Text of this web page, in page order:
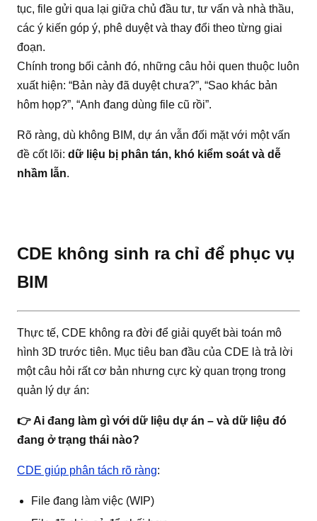
tục, file gửi qua lại giữa chủ đầu tư, tư vấn và nhà thầu,
các ý kiến góp ý, phê duyệt và thay đổi theo từng giai
đoạn.
Chính trong bối cảnh đó, những câu hỏi quen thuộc luôn
xuất hiện: “Bản này đã duyệt chưa?”, “Sao khác bản
hôm họp?”, “Anh đang dùng file cũ rồi”.
Rõ ràng, dù không BIM, dự án vẫn đối mặt với một vấn
đề cốt lõi: dữ liệu bị phân tán, khó kiểm soát và dễ
nhầm lẫn.
CDE không sinh ra chỉ để phục vụ
BIM
Thực tế, CDE không ra đời để giải quyết bài toán mô
hình 3D trước tiên. Mục tiêu ban đầu của CDE là trả lời
một câu hỏi rất cơ bản nhưng cực kỳ quan trọng trong
quản lý dự án:
👉 Ai đang làm gì với dữ liệu dự án – và dữ liệu đó
đang ở trạng thái nào?
CDE giúp phân tách rõ ràng:
File đang làm việc (WIP)